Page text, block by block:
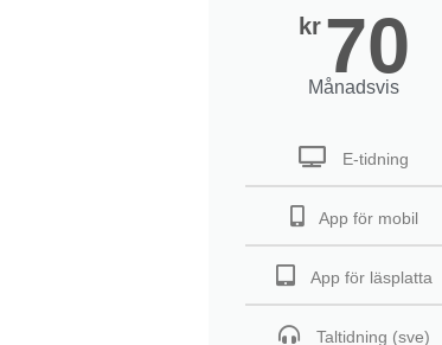
kr 70
Månadsvis
E-tidning
App för mobil
App för läsplatta
Taltidning (sve)